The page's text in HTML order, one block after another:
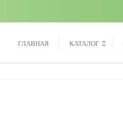
ГЛАВНАЯ КАТАЛОГ